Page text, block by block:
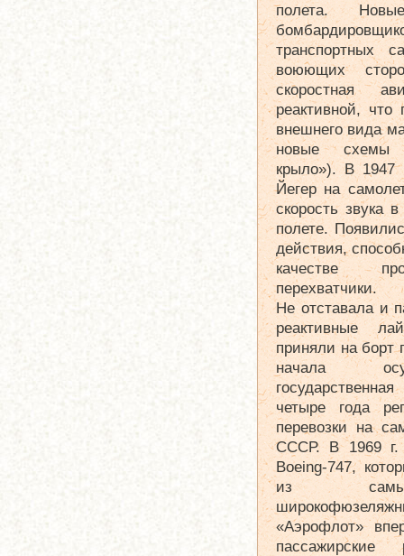
полета.
транспортных
воюющих
скоростная
реактивной, что
внешнего вида
новые схемы
крыло»). В 1947
Йегер на
скорость звука
полете.
действия,
качестве
перехватчики.
Не отставала и
реактивные
приняли на борт
начала
четыре года
перевозки на
СССР. В 1969 г.
Boeing-747,
из самых
«Аэрофлот»